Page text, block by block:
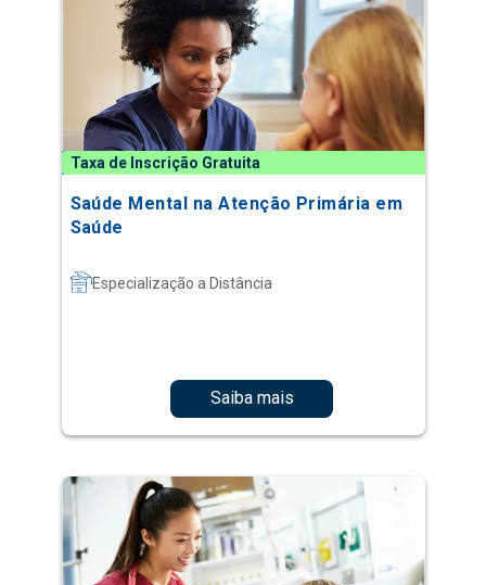
Taxa de Inscrição Gratuita
Saúde Mental na Atenção Primária em
Saúde
Especialização a Distância
Saiba mais